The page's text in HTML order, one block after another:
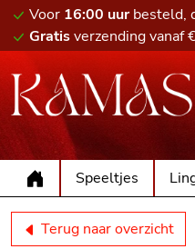
Voor 16:00 uurbesteld,
Gratisverzending vanaf
Speeltjes
Terug naar overzicht